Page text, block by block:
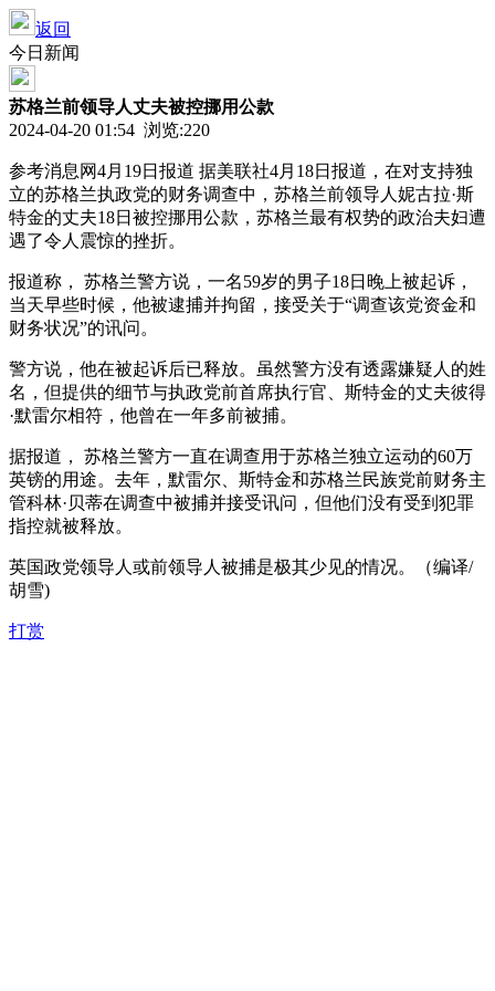
返回
今日新闻
苏格兰前领导人丈夫被控挪用公款
2024-04-20 01:54 浏览:220
参考消息网4月19日报道 据美联社4月18日报道，在对支持独
立的苏格兰执政党的财务调查中，苏格兰前领导人妮古拉·斯
特金的丈夫18日被控挪用公款，苏格兰最有权势的政治夫妇遭
遇了令人震惊的挫折。
报道称， 苏格兰警方说，一名59岁的男子18日晚上被起诉，
当天早些时候，他被逮捕并拘留，接受关于“调查该党资金和
财务状况”的讯问。
警方说，他在被起诉后已释放。虽然警方没有透露嫌疑人的姓
名，但提供的细节与执政党前首席执行官、斯特金的丈夫彼得
·默雷尔相符，他曾在一年多前被捕。
据报道， 苏格兰警方一直在调查用于苏格兰独立运动的60万
英镑的用途。去年，默雷尔、斯特金和苏格兰民族党前财务主
管科林·贝蒂在调查中被捕并接受讯问，但他们没有受到犯罪
指控就被释放。
英国政党领导人或前领导人被捕是极其少见的情况。（编译/
胡雪)
打赏